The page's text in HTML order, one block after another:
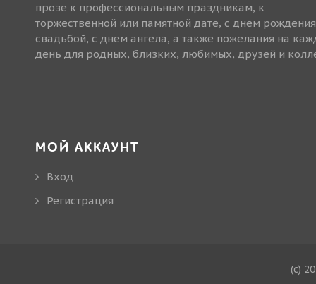
прозе к профессиональным праздникам, к
торжественной или памятной дате, с днем
свадьбой, с днем ангела, а также пожелания на
день для родных, близких, любимых, друзей и
МОЙ АККАУНТ
Вход
Регистрация
(c)